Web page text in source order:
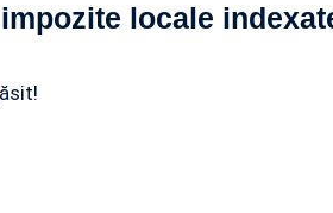
locale